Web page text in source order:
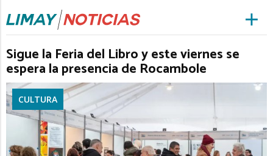
Sigue la Feria del Libro y este viernes se
espera la presencia de Rocambole
CULTURA